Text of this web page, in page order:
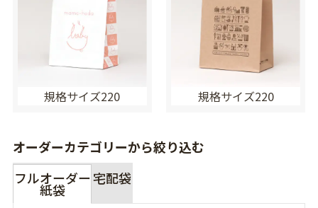
規格サイズ220 規格サイズ220
オーダーカテゴリーから絞り込む
フルオーダー
紙袋
宅配袋